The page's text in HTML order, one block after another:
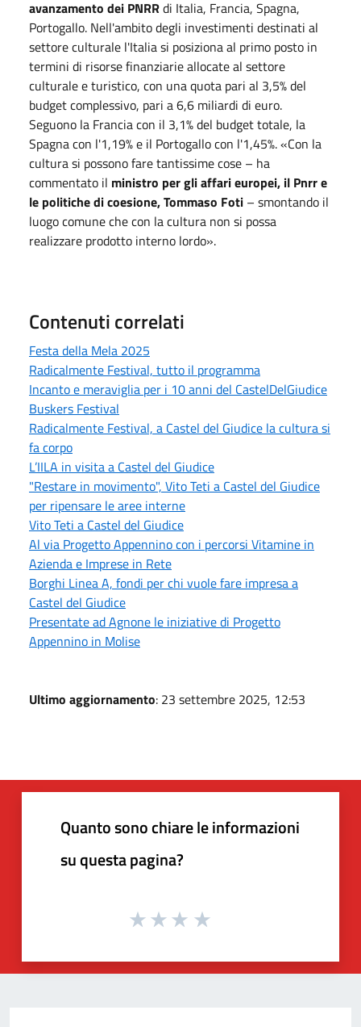
avanzamento dei PNRRdi Italia, Francia, Spagna,
Portogallo. Nell'ambito degli investimenti destinati al
settore culturale l'Italia si posiziona al primo posto in
termini di risorse finanziarie allocate al settore
culturale e turistico, con una quota pari al 3,5% del
budget complessivo, pari a 6,6 miliardi di euro.
Seguono la Francia con il 3,1% del budget totale, la
Spagna con l'1,19% e il Portogallo con l'1,45%. «Con la
cultura si possono fare tantissime cose – ha
commentato il ministro per gli affari europei, il Pnrr e
le politiche di coesione, Tommaso Foti – smontando il
luogo comune che con la cultura non si possa
realizzare prodotto interno lordo».
Contenuti correlati
Festa della Mela 2025
Radicalmente Festival, tutto il programma
Incanto e meraviglia per i 10 anni del CastelDelGiudice
Buskers Festival
Radicalmente Festival, a Castel del Giudice la cultura si
fa corpo
L’IILA in visita a Castel del Giudice
"Restare in movimento", Vito Teti a Castel del Giudice
per ripensare le aree interne
Vito Teti a Castel del Giudice
Al via Progetto Appennino con i percorsi Vitamine in
Azienda e Imprese in Rete
Borghi Linea A, fondi per chi vuole fare impresa a
Castel del Giudice
Presentate ad Agnone le iniziative di Progetto
Appennino in Molise
Ultimo aggiornamento: 23 settembre 2025, 12:53
Quanto sono chiare le informazioni
su questa pagina?